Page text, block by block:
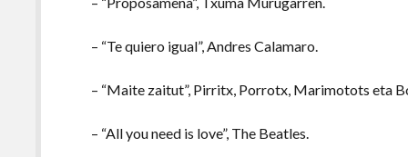
– “Te quiero igual”, Andres Calamaro.
– “Maite zaitut”, Pirritx, Porrotx, Marimotots eta
– “All you need is love”, The Beatles.